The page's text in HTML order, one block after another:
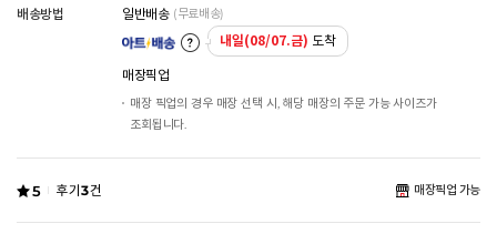
배송방법 일반배송 (무료배송)
내일(08/07.금) 도착
매장픽업
매장 픽업의 경우 매장 선택 시, 해당 매장의 주문 가능 사이즈가
조회됩니다.
5 후기3건 매장픽업 가능